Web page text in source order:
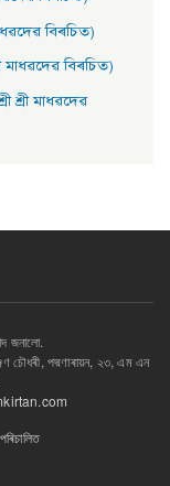
বিৰচিত)
মাধৱদেৱ বিৰচিত)
শ্ৰী মাধৱদেৱ
জনালো.
পদ্মণাৰায়ন, ২৩, এম এন